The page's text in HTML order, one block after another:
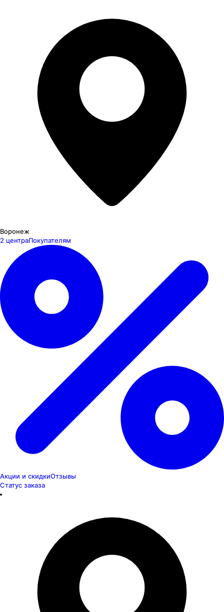
Воронеж
2 центраПокупателям
Акции и скидкиОтзывы
Статус заказа